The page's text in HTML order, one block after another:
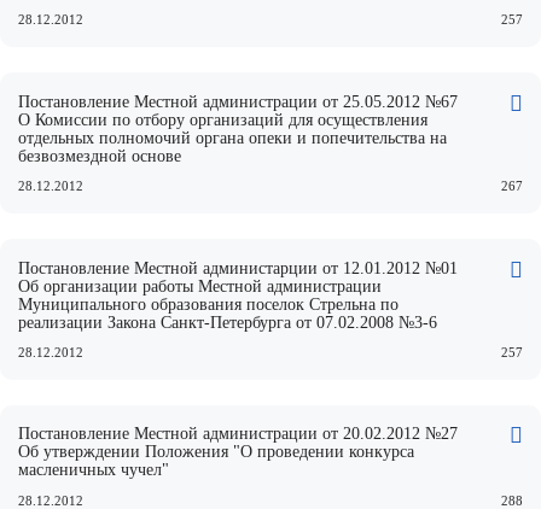
28.12.2012 257
Постановление Местной администрации от 25.05.2012 №67
О Комиссии по отбору организаций для осуществления
отдельных полномочий органа опеки и попечительства на
безвозмездной основе
28.12.2012 267
Постановление Местной администарции от 12.01.2012 №01
Об организации работы Местной администрации
Муниципального образования поселок Стрельна по
реализации Закона Санкт-Петербурга от 07.02.2008 №3-6
28.12.2012 257
Постановление Местной администрации от 20.02.2012 №27
Об утверждении Положения "О проведении конкурса
масленичных чучел"
28.12.2012 288